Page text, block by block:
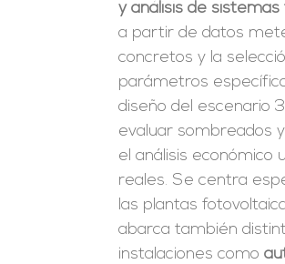
y análisis de
a partir de datos
concretos y la
parámetros
diseño del escenario
evaluar sombreados
el análisis económico
reales. Se centra
las plantas
abarca también
instalaciones como